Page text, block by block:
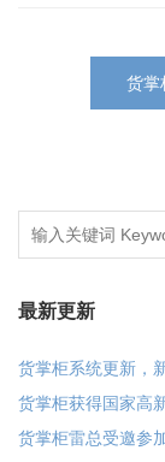
货掌
最新更新
货掌柜系统更新，
货掌柜获得国家高
货掌柜雷总受邀参